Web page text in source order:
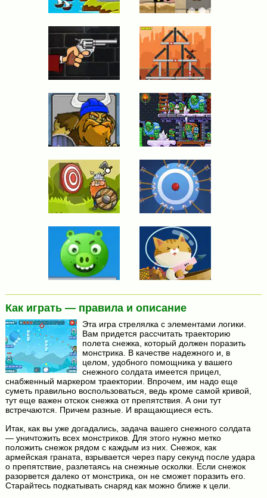
Как играть — правила и описание
Эта игра стрелялка с элементами логики.
Вам придется рассчитать траекторию
полета снежка, который должен поразить
монстрика. В качестве надежного и, в
целом, удобного помощника у вашего
снежного солдата имеется прицел,
снабженный маркером траектории. Впрочем, им надо еще
суметь правильно воспользоваться, ведь кроме самой кривой,
тут еще важен отскок снежка от препятствия. А они тут
встречаются. Причем разные. И вращающиеся есть.
Итак, как вы уже догадались, задача вашего снежного солдата
— уничтожить всех монстриков. Для этого нужно метко
положить снежок рядом с каждым из них. Снежок, как
армейская граната, взрывается через пару секунд после удара
о препятствие, разлетаясь на снежные осколки. Если снежок
разорвется далеко от монстрика, он не сможет поразить его.
Старайтесь подкатывать снаряд как можно ближе к цели.